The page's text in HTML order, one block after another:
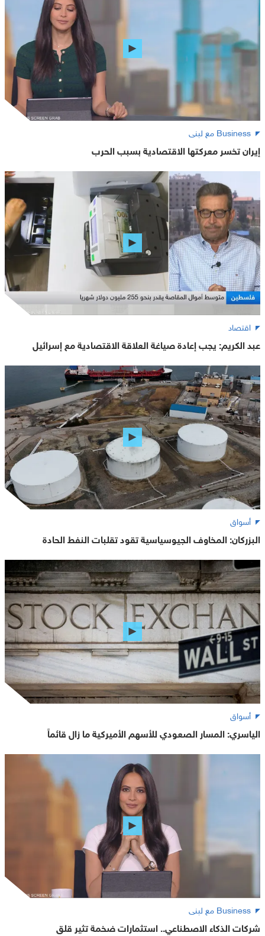
Business مع لبنى
إيران تخسر معركتها الاقتصادية بسبب الحرب
اقتصاد
عبد الكريم: يجب إعادة صياغة العلاقة الاقتصادية مع إسرائيل
أسواق
البزركان: المخاوف الجيوسياسية تقود تقلبات النفط الحادة
أسواق
الياسري: المسار الصعودي للأسهم الأميركية ما زال قائماً
Business مع لبنى
شركات الذكاء الاصطناعي.. استثمارات ضخمة تثير قلق